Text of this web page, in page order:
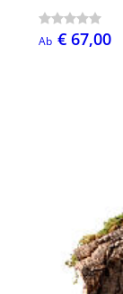
Ab € 67,00